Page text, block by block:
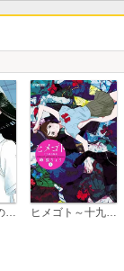
ヒメゴト～十九歳の制服～